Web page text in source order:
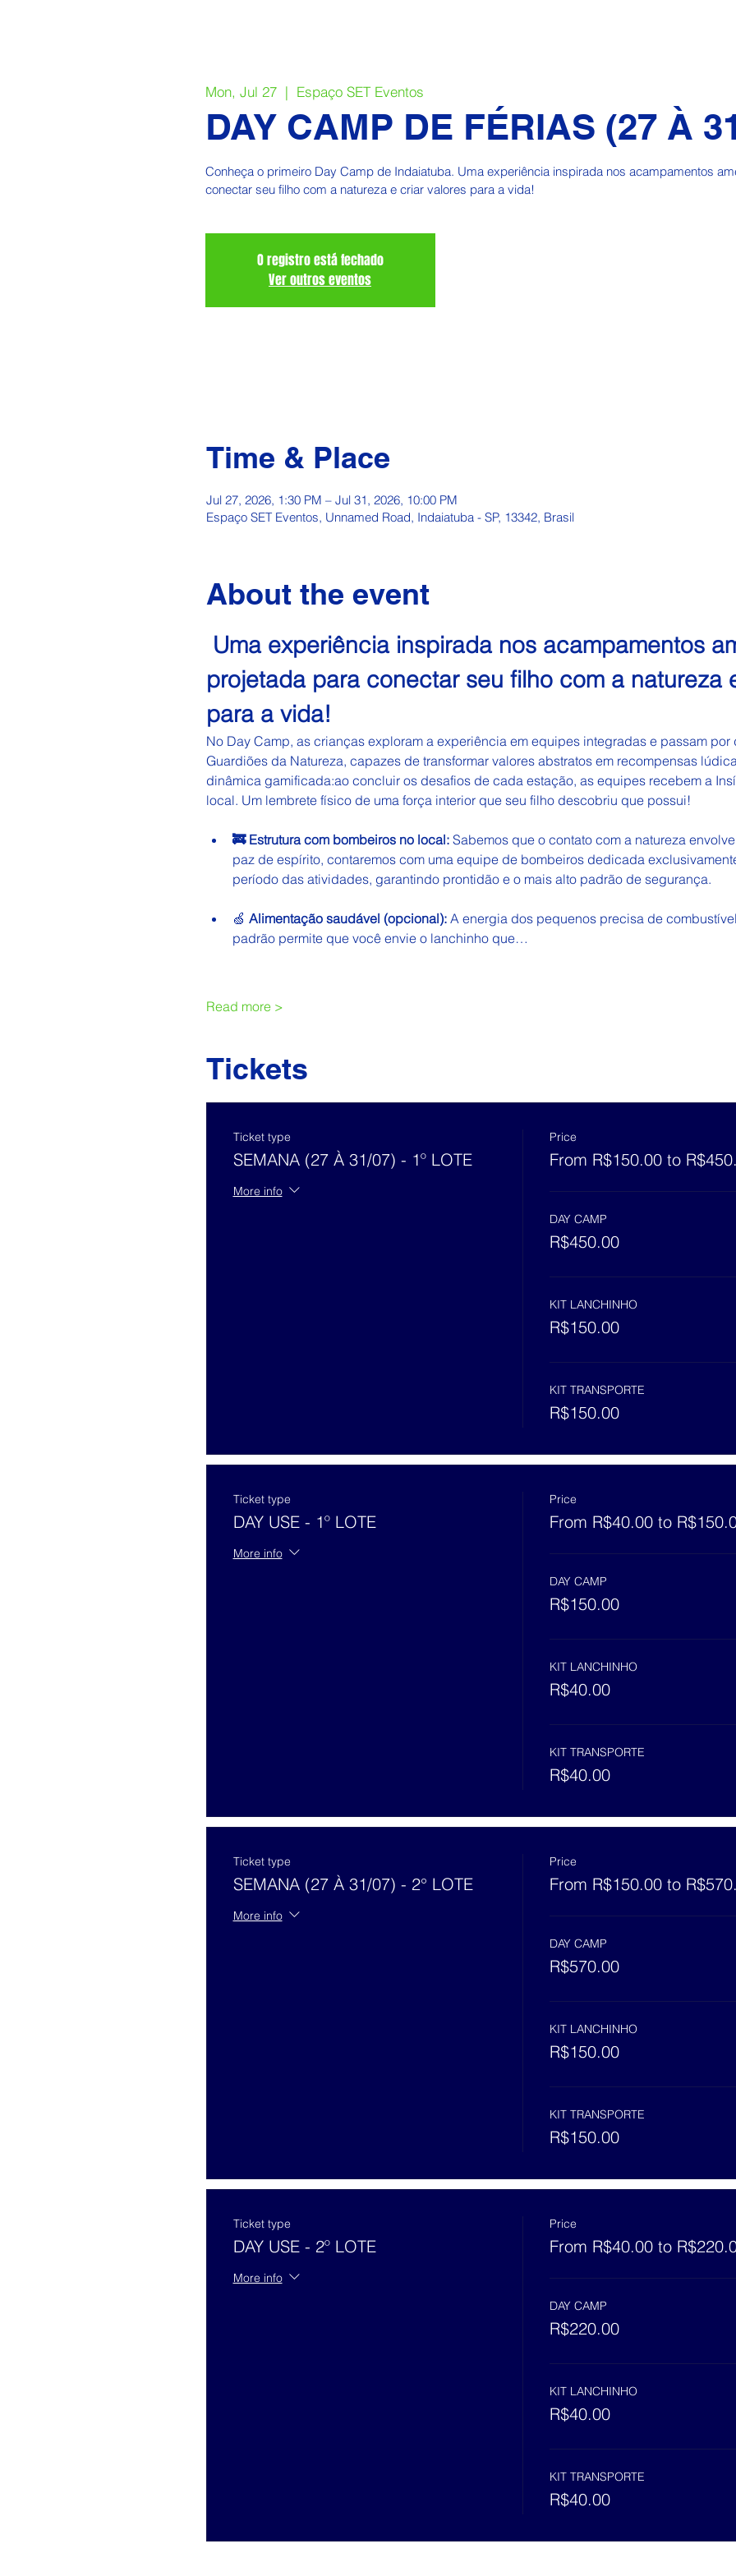
Mon, Jul 27
  |
Espaço SET Eventos
DAY CAMP DE FÉRIAS (27 À
Conheça o primeiro Day Camp de Indaiatuba. Uma experiência inspirada nos acampamentos
conectar seu filho com a natureza e criar valores para a vida!
O registro está fechado
Ver outros eventos
Time & Place
Jul 27, 2026, 1:30 PM – Jul 31, 2026, 10:00 PM
Espaço SET Eventos, Unnamed Road, Indaiatuba - SP, 13342, Brasil
About the event
Uma experiência inspirada nos acampamentos
projetada para conectar seu filho com a natureza
para a vida!
No Day Camp, as crianças exploram a experiência em equipes integradas e passam
Guardiões da Natureza, capazes de transformar valores abstratos em recompensas
dinâmica gamificada:ao concluir os desafios de cada estação, as equipes recebem a
local. Um lembrete físico de uma força interior que seu filho descobriu que possui!
🚒 Estrutura com bombeiros no local: Sabemos que o contato com a natureza
paz de espírito, contaremos com uma equipe de bombeiros dedicada
período das atividades, garantindo prontidão e o mais alto padrão de segurança.
🍏 Alimentação saudável (opcional): A energia dos pequenos precisa de
padrão permite que você envie o lanchinho que…
Read more >
Tickets
Ticket type
SEMANA (27 À 31/07) - 1º LOTE
More info
Price
From R$150.00 to
DAY CAMP
R$450.00
KIT LANCHINHO
R$150.00
KIT TRANSPORTE
R$150.00
Ticket type
DAY USE - 1º LOTE
More info
Price
From R$40.00 to
DAY CAMP
R$150.00
KIT LANCHINHO
R$40.00
KIT TRANSPORTE
R$40.00
Ticket type
SEMANA (27 À 31/07) - 2° LOTE
More info
Price
From R$150.00 to
DAY CAMP
R$570.00
KIT LANCHINHO
R$150.00
KIT TRANSPORTE
R$150.00
Ticket type
DAY USE - 2º LOTE
More info
Price
From R$40.00 to
DAY CAMP
R$220.00
KIT LANCHINHO
R$40.00
KIT TRANSPORTE
R$40.00